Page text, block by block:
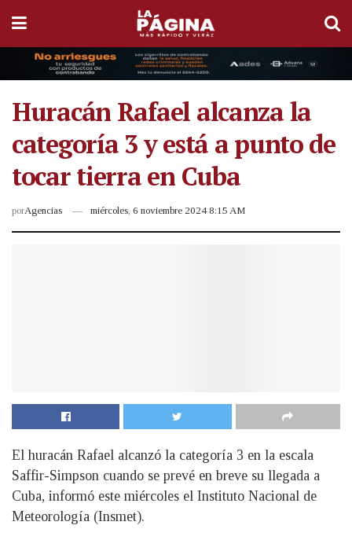
Huracán Rafael alcanza la
categoría 3 y está a punto de
tocar tierra en Cuba
porAgencias miércoles, 6 noviembre 2024 8:15 AM
El huracán Rafael alcanzó la categoría 3 en la escala
Saffir-Simpson cuando se prevé en breve su llegada a
Cuba, informó este miércoles el Instituto Nacional de
Meteorología (Insmet).